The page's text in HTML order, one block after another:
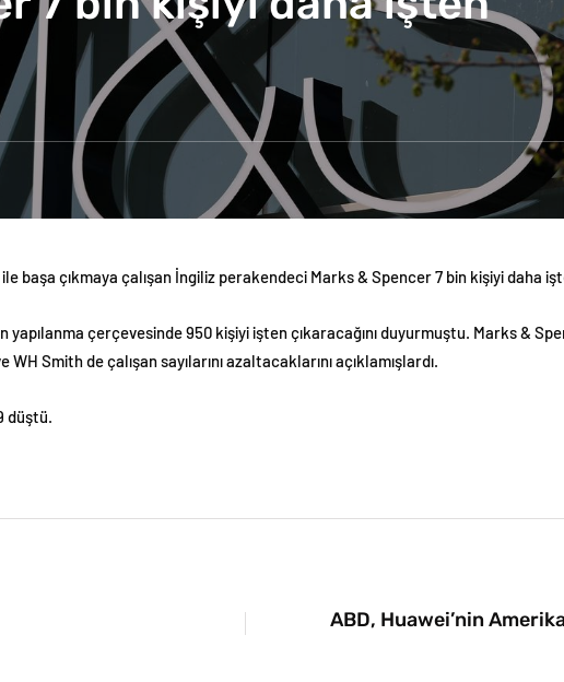
başa çıkmaya çalışan İngiliz perakendeci Marks & Spencer 7 bin kişiyi daha
yapılanma çerçevesinde 950 kişiyi işten çıkaracağını duyurmuştu. Marks &
Smith de çalışan sayılarını azaltacaklarını açıklamışlardı.
düştü.
ABD, Huawei’nin